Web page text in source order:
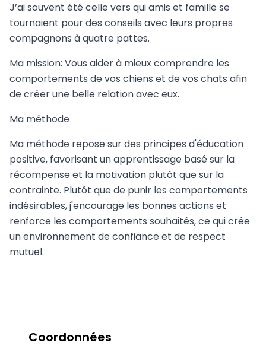
J’ai souvent été celle vers qui amis et famille se
tournaient pour des conseils avec leurs propres
compagnons à quatre pattes.
Ma mission: Vous aider à mieux comprendre les
comportements de vos chiens et de vos chats afin
de créer une belle relation avec eux.
Ma méthode
Ma méthode repose sur des principes d'éducation
positive, favorisant un apprentissage basé sur la
récompense et la motivation plutôt que sur la
contrainte. Plutôt que de punir les comportements
indésirables, j'encourage les bonnes actions et
renforce les comportements souhaités, ce qui crée
un environnement de confiance et de respect
mutuel.
Coordonnées